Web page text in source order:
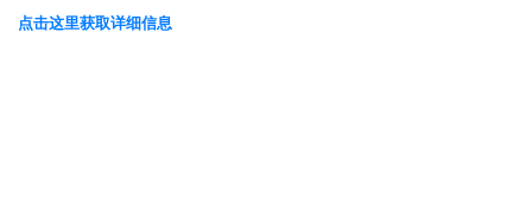
点击这里获取详细信息